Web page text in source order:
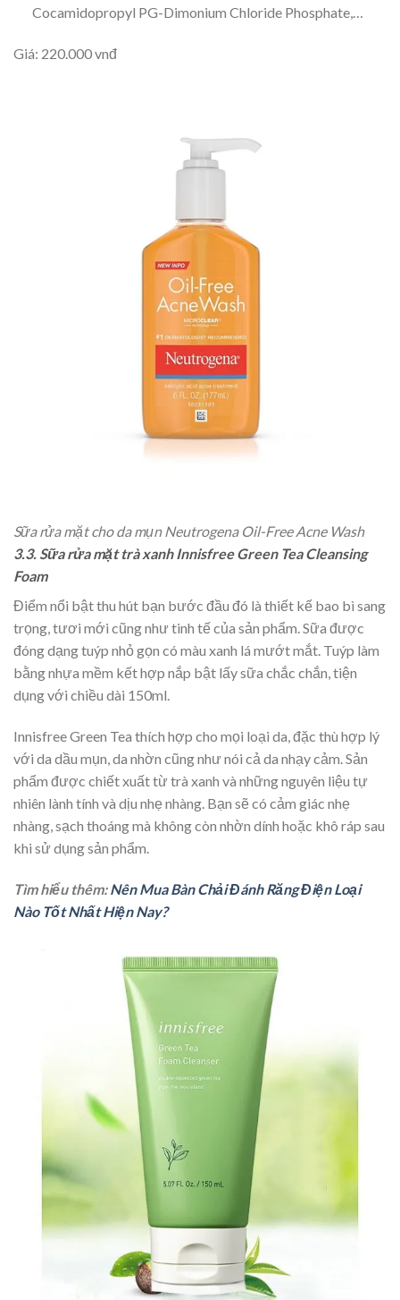
Cocamidopropyl PG-Dimonium Chloride Phosphate,…
Giá: 220.000 vnđ
Sữa rửa mặt cho da mụn Neutrogena Oil-Free Acne Wash
3.3. Sữa rửa mặt trà xanh Innisfree Green Tea Cleansing
Foam
Điểm nổi bật thu hút bạn bước đầu đó là thiết kế bao bì sang
trọng, tươi mới cũng như tinh tế của sản phẩm. Sữa được
đóng dạng tuýp nhỏ gọn có màu xanh lá mướt mắt. Tuýp làm
bằng nhựa mềm kết hợp nắp bật lấy sữa chắc chắn, tiện
dụng với chiều dài 150ml.
Innisfree Green Tea thích hợp cho mọi loại da, đặc thù hợp lý
với da dầu mụn, da nhờn cũng như nói cả da nhạy cảm. Sản
phẩm được chiết xuất từ trà xanh và những nguyên liệu tự
nhiên lành tính và dịu nhẹ nhàng. Bạn sẽ có cảm giác nhẹ
nhàng, sạch thoáng mà không còn nhờn dính hoặc khô ráp sau
khi sử dụng sản phẩm.
Tìm hiểu thêm:Nên Mua Bàn Chải Đánh Răng Điện Loại
Nào Tốt Nhất Hiện Nay?